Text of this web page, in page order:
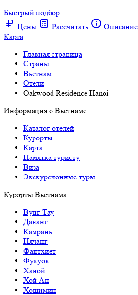
Быстрый подбор
Цены
Рассчитать Описание
Карта
Главная страница
Cтраны
Вьетнам
Отели
Oakwood Residence Hanoi
Информация о Вьетнаме
Каталог отелей
Курорты
Карта
Памятка туристу
Виза
Экскурсионные туры
Курорты Вьетнама
Вунг Тау
Дананг
Камрань
Нячанг
Фантхиет
Фукуок
Ханой
Хой Ан
Хошимин